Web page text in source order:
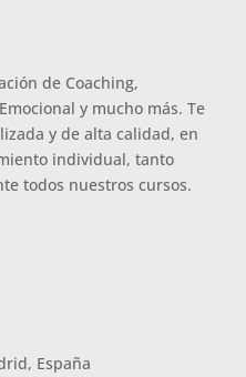
de Coaching,
y mucho más. Te
y de alta calidad, en
individual, tanto
todos nuestros cursos.
España